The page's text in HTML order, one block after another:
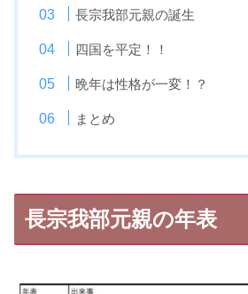
長宗我部元親の誕生
四国を平定！！
晩年は性格が一変！？
まとめ
長宗我部元親の年表